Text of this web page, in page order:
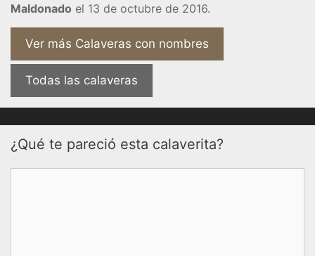
Maldonado el 13 de octubre de 2016.
Ver más Calaveras con nombres
Todas las calaveras
¿Qué te pareció esta calaverita?